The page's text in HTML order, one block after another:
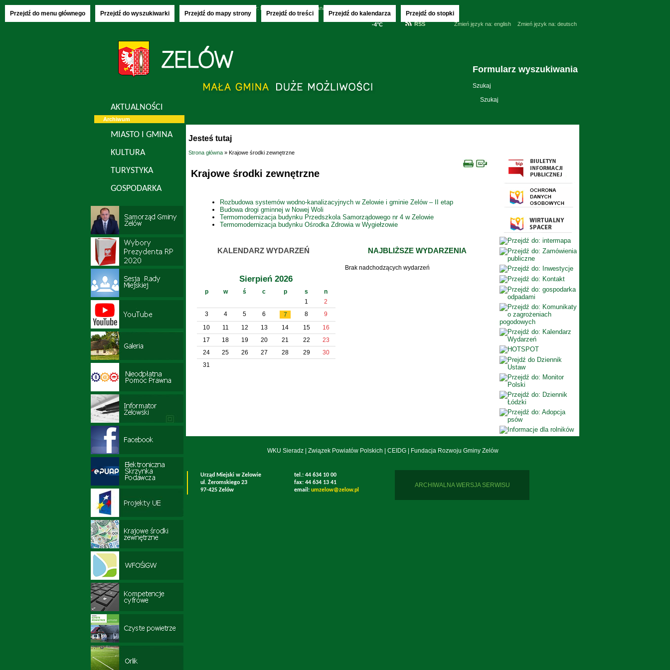
Przejdź do menu głównego Przejdź do wyszukiwarki Przejdź do mapy strony Przejdź do treści Przejdź do kalendarza Przejdź do stopki
imieniny: Donaty, Olechny i Kajetana
-4°C RSS Zmień język na: english Zmień język na: deutsch
Formularz wyszukiwania
Szukaj
AKTUALNOŚCI
Archiwum
MIASTO I GMINA
KULTURA
TURYSTYKA
GOSPODARKA
Jesteś tutaj
Strona główna » Krajowe środki zewnętrzne
Krajowe środki zewnętrzne
Rozbudowa systemów wodno-kanalizacyjnych w Zelowie i gminie Zelów – II etap
Budowa drogi gminnej w Nowej Woli
Termomodernizacja budynku Przedszkola Samorządowego nr 4 w Zelowie
Termomodernizacja budynku Ośrodka Zdrowia w Wygiełzowie
KALENDARZ WYDARZEŃ
Sierpień 2026
p w ś c p s
n
1
2
3
4 5 6 7 8
9
10
11 12 13 14 15
16
17
18 19 20 21 22
23
24
25 26 27 28 29
30
31
NAJBLIŻSZE WYDARZENIA
Brak nadchodzących wydarzeń
WKU Sieradz| Związek Powiatów Polskich | CEIDG| Fundacja Rozwoju Gminy Zelów
Urząd Miejski w Zelowie
ul. Żeromskiego 23
97-425 Zelów
tel.: 44 634 10 00
fax: 44 634 13 41
email: umzelow@zelow.pl
ARCHIWALNA WERSJA SERWISU